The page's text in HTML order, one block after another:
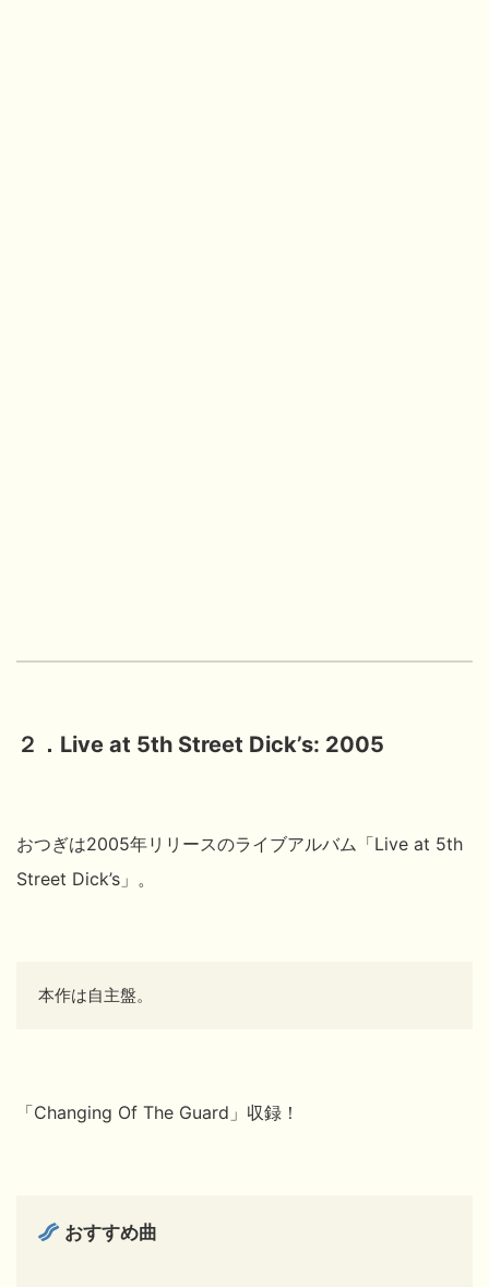
２．Live at 5th Street Dick’s: 2005
おつぎは2005年リリースのライブアルバム「Live at 5th
Street Dick’s」。
本作は自主盤。
「Changing Of The Guard」収録！
おすすめ曲